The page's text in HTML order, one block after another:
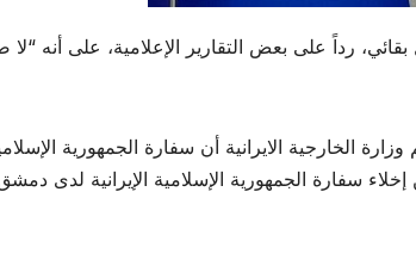
رداً على بعض التقارير الإعلامية، على أنه “لا
الخارجية الايرانية أن سفارة الجمهورية
إخلاء سفارة الجمهورية الإسلامية الإيرانية لدى